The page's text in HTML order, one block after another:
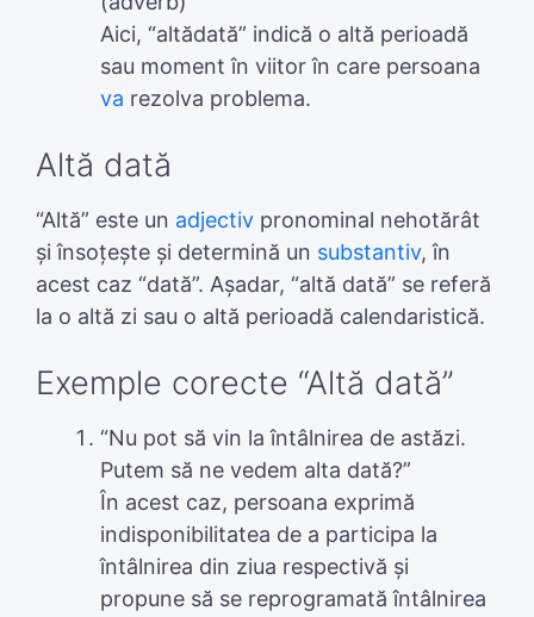
Aici, “altădată” indică o altă perioadă
sau moment în viitor în care persoana
va rezolva problema.
Altă dată
“Altă” este un adjectiv pronominal nehotărât
și însoțește și determină un substantiv, în
acest caz “dată”. Așadar, “altă dată” se referă
la o altă zi sau o altă perioadă calendaristică.
Exemple corecte “Altă dată”
“Nu pot să vin la întâlnirea de astăzi.
Putem să ne vedem alta dată?”
În acest caz, persoana exprimă
indisponibilitatea de a participa la
întâlnirea din ziua respectivă și
propune să se reprogramată întâlnirea